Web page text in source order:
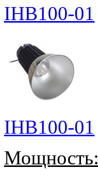
IHB100-01
IHB100-01
Мощность: